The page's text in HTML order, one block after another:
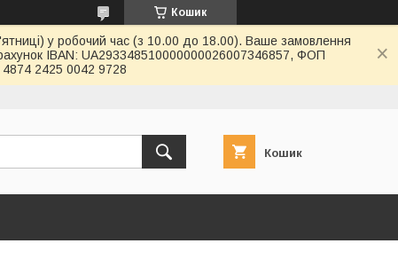
Кошик
у робочий час (з 10.00 до 18.00). Ваше замовлення
IBAN: UA293348510000000026007346857, ФОП
2425 0042 9728
Кошик